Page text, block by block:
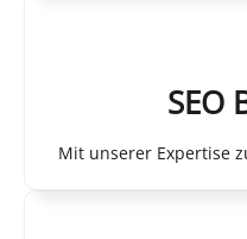
SEO
Mit unserer Expertise